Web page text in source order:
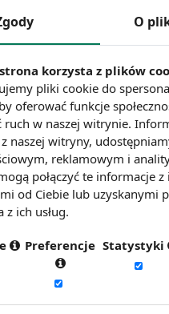
O
korzysta z plików
pliki cookie do
oferować funkcje
ruch w naszej witrynie.
naszej witryny,
reklamowym i
połączyć te informacje
od Ciebie lub uzyskanymi
z ich usług.
Preferencje Statystyki